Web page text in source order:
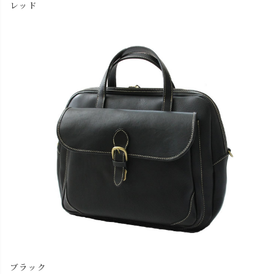
レッド
ブラック